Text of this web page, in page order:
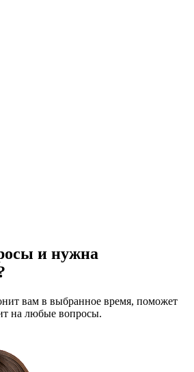
и нужна
вам в выбранное время, поможет
на любые вопросы.